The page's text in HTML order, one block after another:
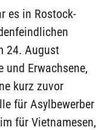
es in Rostock-
24. August
und Erwachsene,
kurz zuvor
für Asylbewerber
für Vietnamesen,